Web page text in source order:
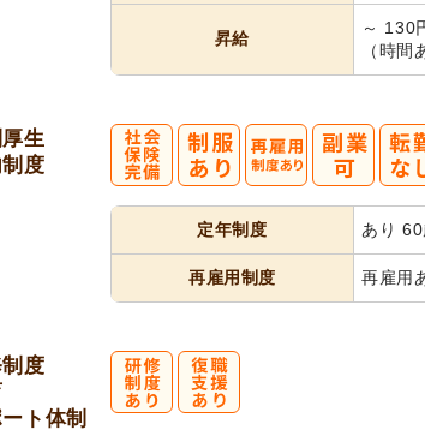
昇給
～ 130
（時間
生
度
定年制度 あり 60
再雇用制度 再雇用
度
ト体制